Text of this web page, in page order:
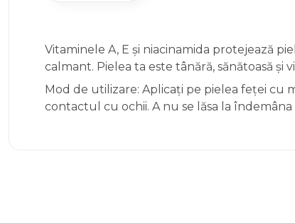
Vitaminele A, E și niacinamida protejează
calmant. Pielea ta este tânără, sănătoasă și
Mod de utilizare: Aplicați pe pielea feței cu
contactul cu ochii. A nu se lăsa la îndemâna